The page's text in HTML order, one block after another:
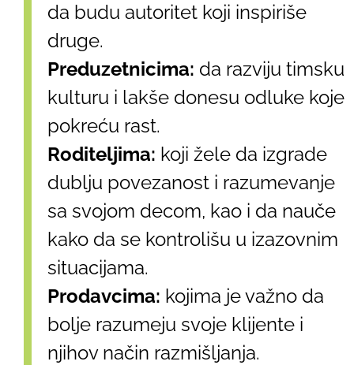
da budu autoritet koji inspiriše
druge.
Preduzetnicima: da razviju timsku
kulturu i lakše donesu odluke koje
pokreću rast.
Roditeljima: koji žele da izgrade
dublju povezanost i razumevanje
sa svojom decom, kao i da nauče
kako da se kontrolišu u izazovnim
situacijama.
Prodavcima: kojima je važno da
bolje razumeju svoje klijente i
njihov način razmišljanja.